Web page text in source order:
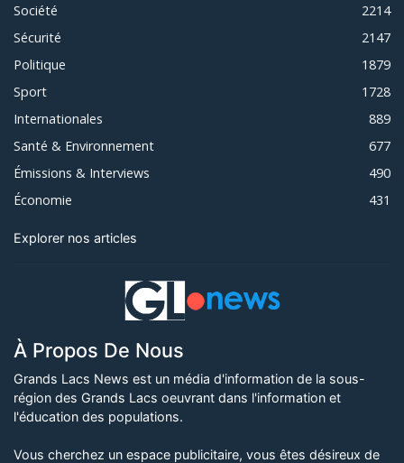
Société
2214
Sécurité
2147
Politique
1879
Sport
1728
Internationales
889
Santé & Environnement
677
Émissions & Interviews
490
Économie
431
Explorer nos articles
À Propos De Nous
Grands Lacs News est un média d'information de la sous-
région des Grands Lacs oeuvrant dans l'information et
l'éducation des populations.
Vous cherchez un espace publicitaire, vous êtes désireux de